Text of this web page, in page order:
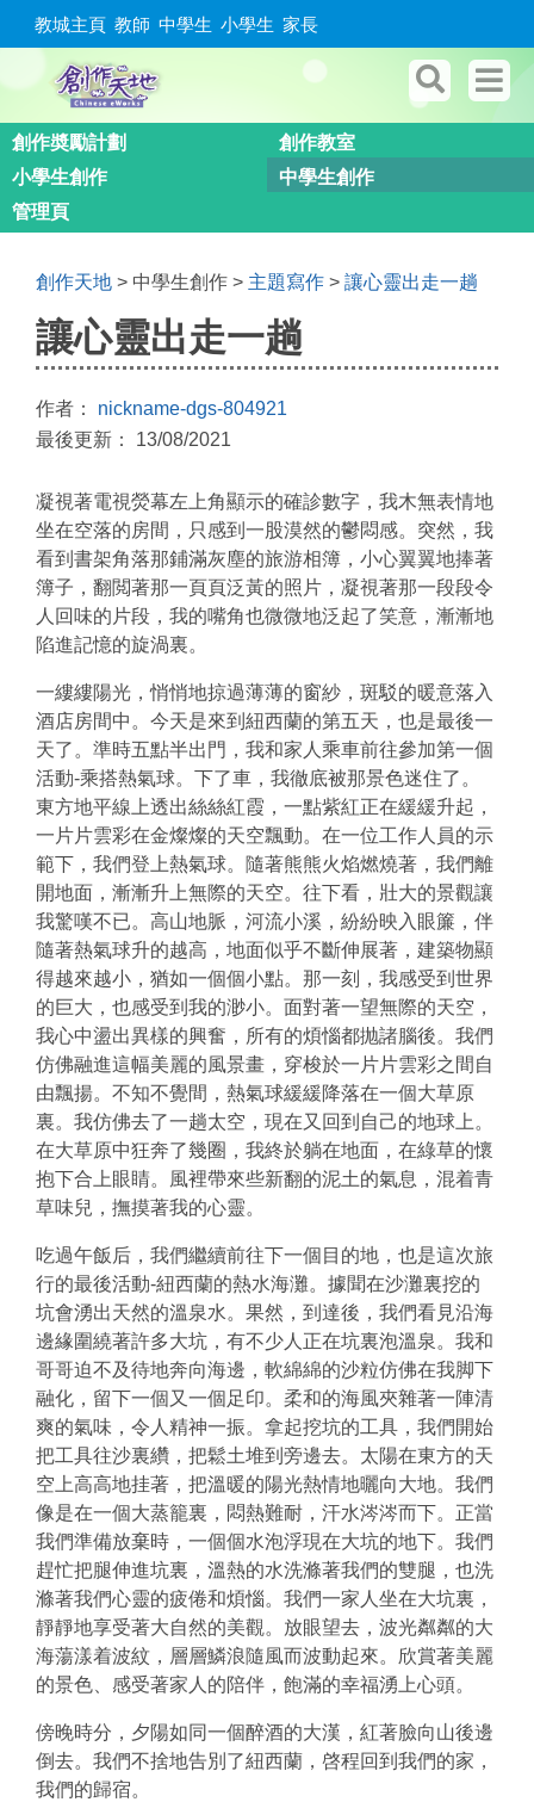
教城主頁 教師 中學生 小學生 家長
創作奬勵計劃
創作教室
小學生創作
中學生創作
管理頁
創作天地 > 中學生創作 > 主題寫作 > 讓心靈出走一趟
讓心靈出走一趟
作者： nickname-dgs-804921
最後更新： 13/08/2021
凝視著電視熒幕左上角顯示的確診數字，我木無表情地
坐在空落的房間，只感到一股漠然的鬱悶感。突然，我
看到書架角落那鋪滿灰塵的旅游相簿，小心翼翼地捧著
簿子，翻閲著那一頁頁泛黃的照片，凝視著那一段段令
人回味的片段，我的嘴角也微微地泛起了笑意，漸漸地
陷進記憶的旋渦裏。
一縷縷陽光，悄悄地掠過薄薄的窗紗，斑駁的暖意落入
酒店房間中。今天是來到紐西蘭的第五天，也是最後一
天了。準時五點半出門，我和家人乘車前往參加第一個
活動-乘搭熱氣球。下了車，我徹底被那景色迷住了。
東方地平線上透出絲絲紅霞，一點紫紅正在緩緩升起，
一片片雲彩在金燦燦的天空飄動。在一位工作人員的示
範下，我們登上熱氣球。隨著熊熊火焰燃燒著，我們離
開地面，漸漸升上無際的天空。往下看，壯大的景觀讓
我驚嘆不已。高山地脈，河流小溪，紛紛映入眼簾，伴
隨著熱氣球升的越高，地面似乎不斷伸展著，建築物顯
得越來越小，猶如一個個小點。那一刻，我感受到世界
的巨大，也感受到我的渺小。面對著一望無際的天空，
我心中盪出異樣的興奮，所有的煩惱都抛諸腦後。我們
仿佛融進這幅美麗的風景畫，穿梭於一片片雲彩之間自
由飄揚。不知不覺間，熱氣球緩緩降落在一個大草原
裏。我仿佛去了一趟太空，現在又回到自己的地球上。
在大草原中狂奔了幾圈，我終於躺在地面，在綠草的懷
抱下合上眼睛。風裡帶來些新翻的泥土的氣息，混着青
草味兒，撫摸著我的心靈。
吃過午飯后，我們繼續前往下一個目的地，也是這次旅
行的最後活動-紐西蘭的熱水海灘。據聞在沙灘裏挖的
坑會湧出天然的溫泉水。果然，到達後，我們看見沿海
邊緣圍繞著許多大坑，有不少人正在坑裏泡溫泉。我和
哥哥迫不及待地奔向海邊，軟綿綿的沙粒仿佛在我脚下
融化，留下一個又一個足印。柔和的海風夾雜著一陣清
爽的氣味，令人精神一振。拿起挖坑的工具，我們開始
把工具往沙裏纘，把鬆土堆到旁邊去。太陽在東方的天
空上高高地挂著，把溫暖的陽光熱情地曬向大地。我們
像是在一個大蒸籠裏，悶熱難耐，汗水涔涔而下。正當
我們準備放棄時，一個個水泡浮現在大坑的地下。我們
趕忙把腿伸進坑裏，溫熱的水洗滌著我們的雙腿，也洗
滌著我們心靈的疲倦和煩惱。我們一家人坐在大坑裏，
靜靜地享受著大自然的美觀。放眼望去，波光粼粼的大
海蕩漾着波紋，層層鱗浪隨風而波動起來。欣賞著美麗
的景色、感受著家人的陪伴，飽滿的幸福湧上心頭。
傍晚時分，夕陽如同一個醉酒的大漢，紅著臉向山後邊
倒去。我們不捨地告別了紐西蘭，啓程回到我們的家，
我們的歸宿。